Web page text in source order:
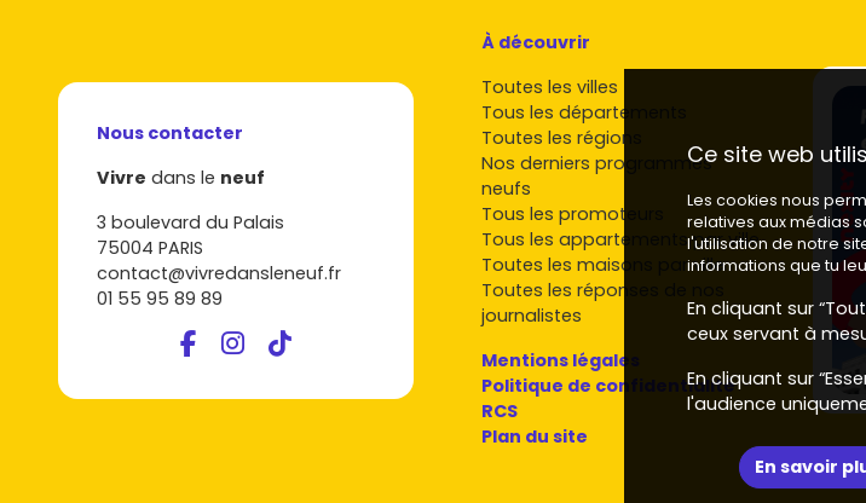
Nous contacter
Vivre dans le neuf
3 boulevard du Palais
75004 PARIS
contact@vivredansleneuf.fr
01 55 95 89 89
À découvrir
Toutes les villes
Tous les départements
Toutes les régions
Nos derniers programmes
neufs
Tous les promoteurs
Tous les appartements par ville
Toutes les maisons par ville
Toutes les réponses de nos
journalistes
Mentions légales
Politique de confidentialité
RCS
Plan du site
Ce site web
Les cookies nous
relatives aux médias
l'utilisation de notre
informations que tu
En cliquant sur
ceux servant à
En cliquant sur
l'audience
En savoir